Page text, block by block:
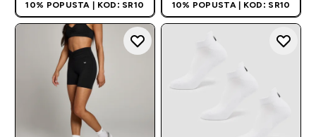
10% POPUSTA | KOD: SR10 10% POPUSTA | KOD: SR10